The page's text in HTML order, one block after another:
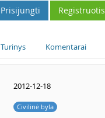
Prisijungti Registruotis
Turinys Komentarai
2012-12-18
Civilinė byla